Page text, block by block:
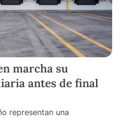
marcha su
antes de final
representan una